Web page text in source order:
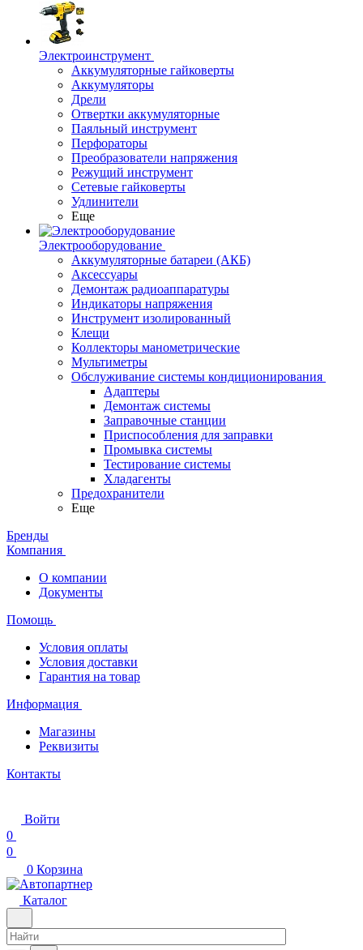
Электроинструмент
Аккумуляторные гайковерты
Аккумуляторы
Дрели
Отвертки аккумуляторные
Паяльный инструмент
Перфораторы
Преобразователи напряжения
Режущий инструмент
Сетевые гайковерты
Удлинители
Еще
Электрооборудование
Аккумуляторные батареи (АКБ)
Аксессуары
Демонтаж радиоаппаратуры
Индикаторы напряжения
Инструмент изолированный
Клещи
Коллекторы манометрические
Мультиметры
Обслуживание системы кондиционирования
Адаптеры
Демонтаж системы
Заправочные станции
Приспособления для заправки
Промывка системы
Тестирование системы
Хладагенты
Предохранители
Еще
Бренды
Компания
О компании
Документы
Помощь
Условия оплаты
Условия доставки
Гарантия на товар
Информация
Магазины
Реквизиты
Контакты
Войти
0
0
0 Корзина
Каталог